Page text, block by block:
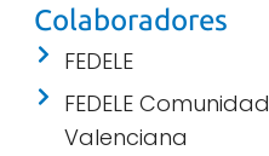
Colaboradores
FEDELE
FEDELE Comunidad
Valenciana